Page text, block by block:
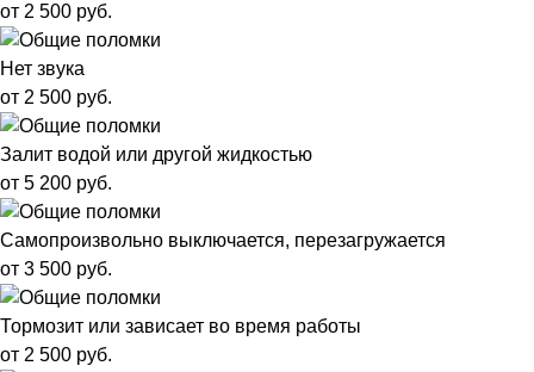
от 2 500 руб.
Нет звука
от 2 500 руб.
Залит водой или другой жидкостью
от 5 200 руб.
Самопроизвольно выключается, перезагружается
от 3 500 руб.
Тормозит или зависает во время работы
от 2 500 руб.